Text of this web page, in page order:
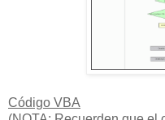
Código VBA